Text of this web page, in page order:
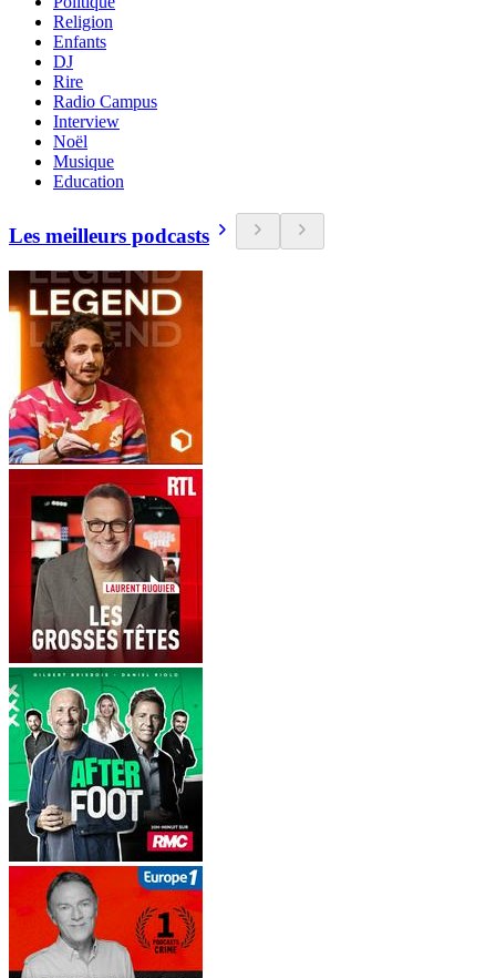
Religion
Enfants
DJ
Rire
Radio Campus
Interview
Noël
Musique
Education
Les meilleurs podcasts